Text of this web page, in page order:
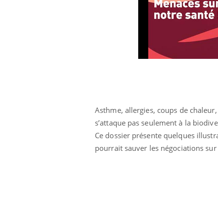
Asthme, allergies, coups de
s’attaque pas seulement à la
Ce dossier présente quelques
pourrait sauver les négociations
VIH : la fin du comprimé
tous les jours se profile-t-